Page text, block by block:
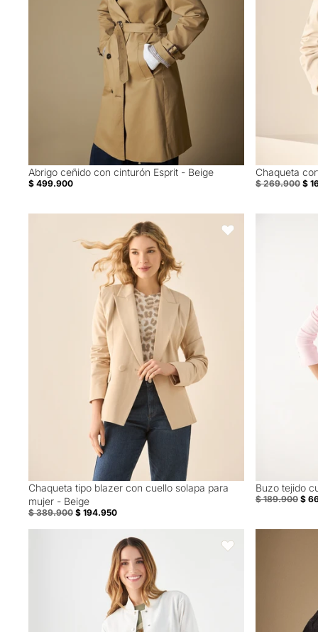
Abrigo ceñido con cinturón Esprit - Beige
$ 499.900
40% Off
Chaqueta
$ 269.900 $
Chaqueta tipo blazer con cuello solapa para mujer - Beige
50% Off
Chaqueta tipo blazer con cuello solapa para
mujer - Beige
$ 389.900 $ 194.950
Favoritos
Special Prices
Buzo tejido
$ 189.900 $
Chaqueta con bordados en manga para mujer - Crudo
Favoritos